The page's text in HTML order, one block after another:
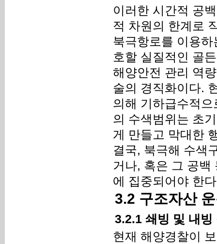
이러한 시간적 공
적 차원의 한계로
북극항로를 이용
호할 실질적인 골
해양안전 관리 역
술의 경직화이다.
의해 기하급수적
의 수색범위는 초
게 만들고 막대한
결국, 북극해 수색
거나, 혹은 그 공백
에 집중되어야 한
3.2 구조자산
3.2.1 쇄빙 및 내빙
현재 해양경찰이